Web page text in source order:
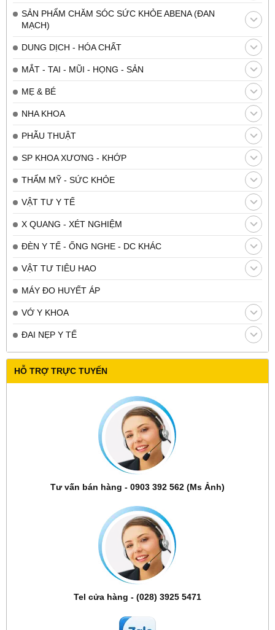
SẢN PHẨM CHĂM SÓC SỨC KHỎE ABENA (ĐAN
MẠCH)
DUNG DỊCH - HÓA CHẤT
MẮT - TAI - MŨI - HỌNG - SẢN
MẸ & BÉ
NHA KHOA
PHẪU THUẬT
SP KHOA XƯƠNG - KHỚP
THẨM MỸ - SỨC KHỎE
VẬT TƯ Y TẾ
X QUANG - XÉT NGHIỆM
ĐÈN Y TẾ - ỐNG NGHE - DC KHÁC
VẬT TƯ TIÊU HAO
MÁY ĐO HUYẾT ÁP
VỚ Y KHOA
ĐAI NẸP Y TẾ
HỖ TRỢ TRỰC TUYẾN
Tư vấn bán hàng - 0903 392 562 (Ms Ảnh)
Tel cửa hàng - (028) 3925 5471